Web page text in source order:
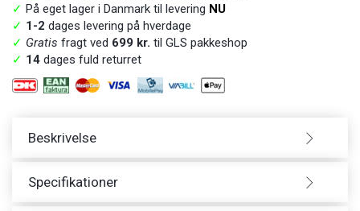
✓ På eget lager i Danmark til levering NU
✓ 1-2 dages levering på hverdage
✓ Gratis fragt ved 699 kr. til GLS pakkeshop
✓ 14 dages fuld returret
Beskrivelse
Specifikationer